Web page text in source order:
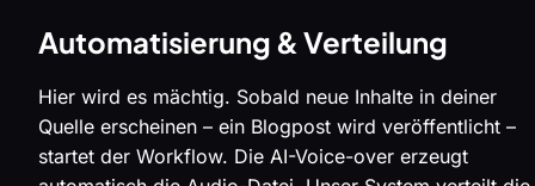
Automatisierung & Verteilung
Hier wird es mächtig. Sobald neue Inhalte in deiner
Quelle erscheinen – ein Blogpost wird veröffentlicht –
startet der Workflow. Die AI-Voice-over erzeugt